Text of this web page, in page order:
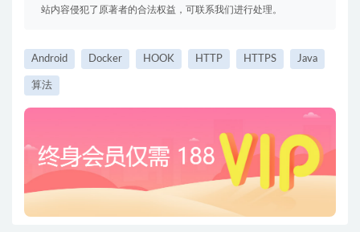
站内容侵犯了原著者的合法权益，可联系我们进行处理。
Android Docker HOOK HTTP HTTPS Java
算法